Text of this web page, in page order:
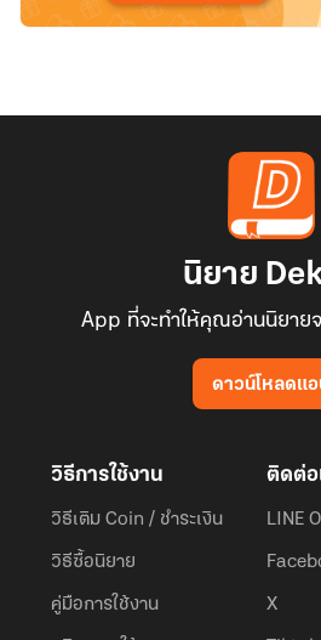
นิยาย
App ที่จะทำให้คุณอ่านนิยาย
ดาวน์โหลดแ
วิธีการใช้งาน
วิธีเติม Coin / ชำระเงิน
วิธีซื้อนิยาย
คู่มือการใช้งาน
ติดต่อ
LINE
X